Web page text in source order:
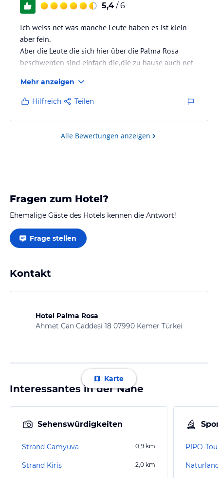
5,4 / 6
Ich weiss net was manche Leute haben es ist klein
aber fein.
Aber die Leute die sich hier über die Palma Rosa
beschwerden sind einfach die,die zu hause auch net
ich fahr schon 10 Jahre da hin.
Mehr anzeigen
Hilfreich Teilen
Alle Bewertungen anzeigen
Fragen zum Hotel?
Ehemalige Gäste des Hotels kennen die Antwort!
Frage stellen
Kontakt
Hotel Palma Rosa
Ahmet Can Caddesi 18 07990 Kemer Türkei
Karte
Interessantes in der Nähe
Sehenswürdigkeiten
Strand Camyuva 0,9 km
Strand Kiris 2,0 km
PIPO-